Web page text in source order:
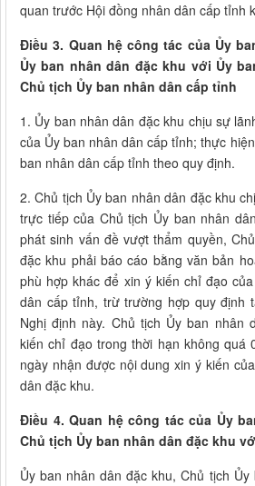
quan trước Hội đồng nhân dân cấp tỉnh
Điều 3. Quan hệ công tác của Ủy
Ủy ban nhân dân đặc khu với Ủy
Chủ tịch Ủy ban nhân dân cấp tỉnh
1. Ủy ban nhân dân đặc khu chịu sự
của Ủy ban nhân dân cấp tỉnh; thực
ban nhân dân cấp tỉnh theo quy định.
2. Chủ tịch Ủy ban nhân dân đặc khu
trực tiếp của Chủ tịch Ủy ban nhân
phát sinh vấn đề vượt thẩm quyền,
đặc khu phải báo cáo bằng văn bản
phù hợp khác để xin ý kiến chỉ đạo
dân cấp tỉnh, trừ trường hợp quy định
Nghị định này. Chủ tịch Ủy ban nhân
kiến chỉ đạo trong thời hạn không quá
ngày nhận được nội dung xin ý kiến
dân đặc khu.
Điều 4. Quan hệ công tác của Ủy
Chủ tịch Ủy ban nhân dân đặc khu
Ủy ban nhân dân đặc khu, Chủ tịch